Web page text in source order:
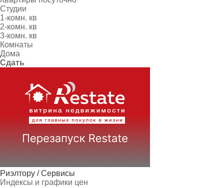
Студии
1-комн. кв
2-комн. кв
3-комн. кв
Комнаты
Дома
Сдать
Риэлтору / Сервисы
Индексы и графики цен